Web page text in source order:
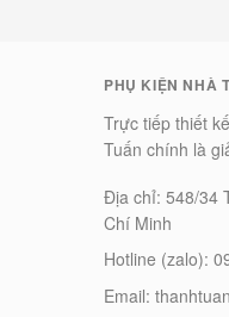
PHỤ KIỆN NHÀ
Trực tiếp thiết
Tuấn chính là
Địa chỉ: 548/34
Chí Minh
Hotline (zalo):
Email: